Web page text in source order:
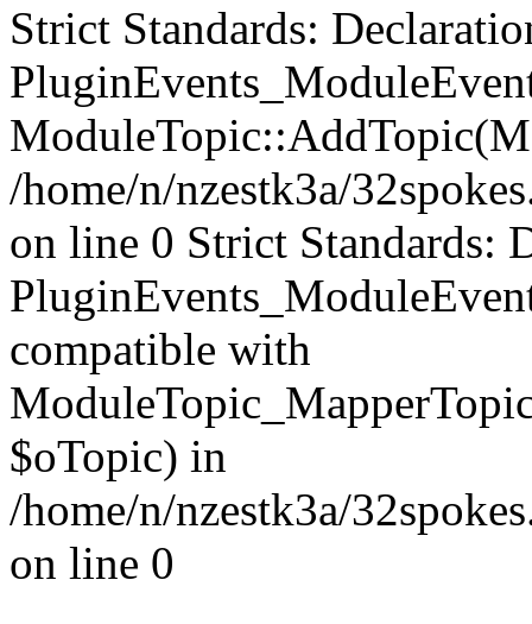
Strict Standards:
/home/n/nzestk3a/
on line 0 Strict Standards:
compatible with
$oTopic) in
/home/n/nzestk3a/
on line 0